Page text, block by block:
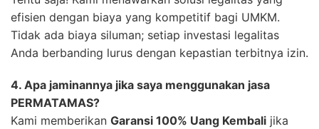
efisien dengan biaya yang kompetitif bagi UMKM.
Tidak ada biaya siluman; setiap investasi legalitas
Anda berbanding lurus dengan kepastian terbitnya izin.
4. Apa jaminannya jika saya menggunakan jasa
PERMATAMAS?
Kami memberikan Garansi 100% Uang Kembali jika